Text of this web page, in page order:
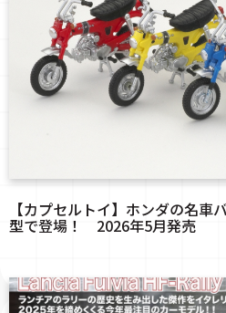
【カプセルトイ】ホンダの名車
型で登場！ 2026年5月発売